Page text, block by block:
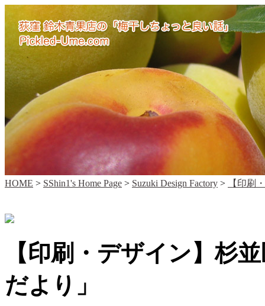
HOME > SShin1's Home Page > Suzuki Design Factory > 【印刷
【印刷・デザイン】杉
だより」